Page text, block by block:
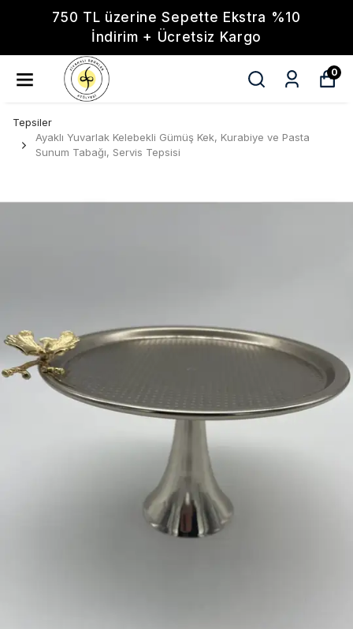
750 TL üzerine Sepette Ekstra %10
İndirim + Ücretsiz Kargo
0
Tepsiler
Ayaklı Yuvarlak Kelebekli Gümüş Kek, Kurabiye ve Pasta
Sunum Tabağı, Servis Tepsisi